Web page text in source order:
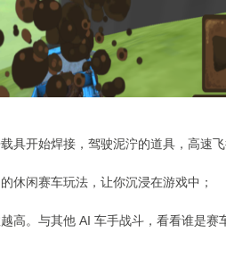
具开始焊接，驾驶泥泞的道具，高速飞
休闲赛车玩法，让你沉浸在游戏中；
高。与其他 AI 车手战斗，看看谁是赛